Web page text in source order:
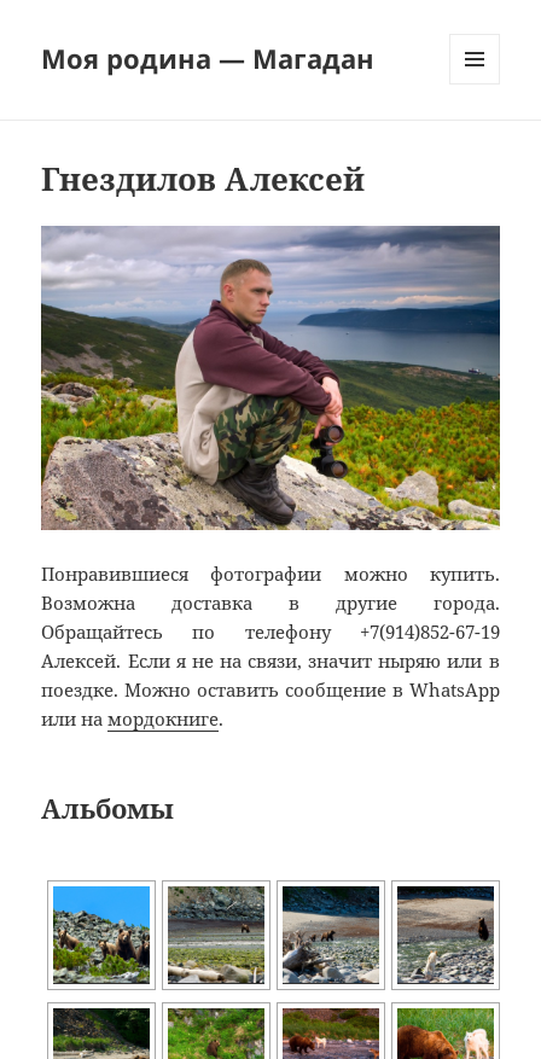
Моя родина — Магадан
Гнездилов Алексей
Понравившиеся фотографии можно купить.
Возможна доставка в другие города.
Обращайтесь по телефону +7(914)852-67-19
Алексей. Если я не на связи, значит ныряю или в
поездке. Можно оставить сообщение в WhatsApp
или намордокниге.
Альбомы